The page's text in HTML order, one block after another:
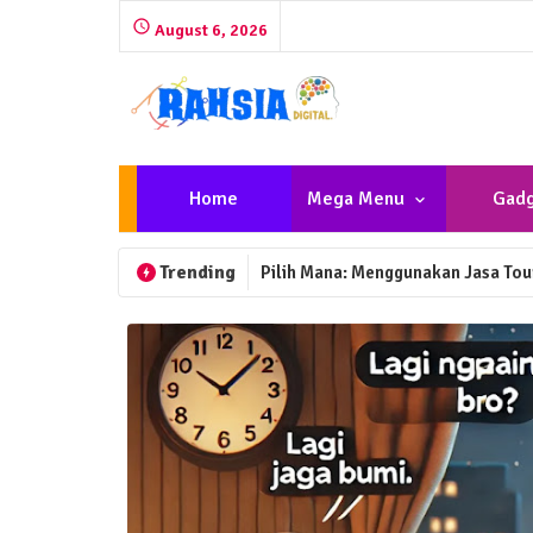
August 6, 2026
Home Mega Menu
Trending Pilih Mana: Menggunakan Jasa
Robot Medis: Dokter Bisa